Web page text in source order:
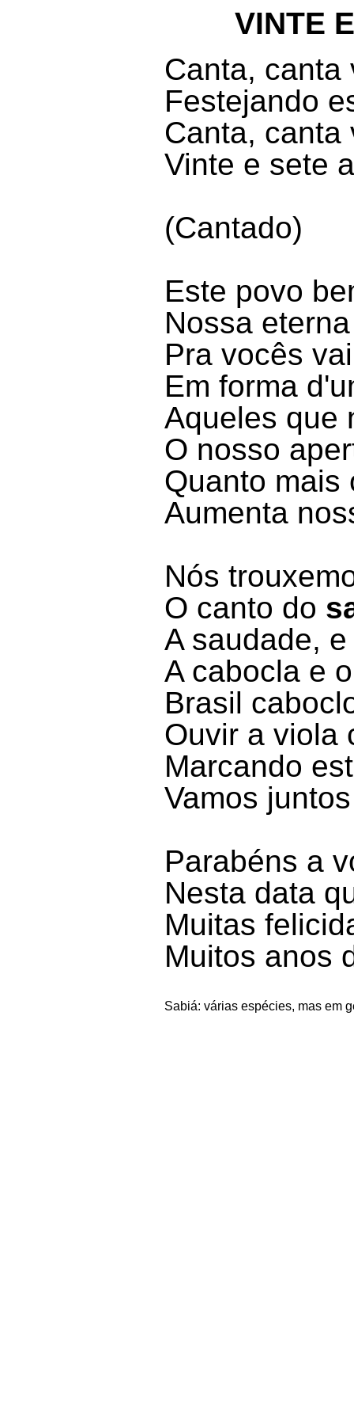
VINTE
Canta, canta
Festejando
Canta, canta
Vinte e sete
(Cantado)
Este povo
Nossa
Pra vocês
Em forma
Aqueles que
O nosso
Quanto mais
Aumenta
Nós
O canto do
A saudade,
A cabocla e
Brasil
Ouvir a viola
Marcando
Vamos
Parabéns a
Nesta data
Muitas
Muitos anos
Sabiá: várias espécies, mas em